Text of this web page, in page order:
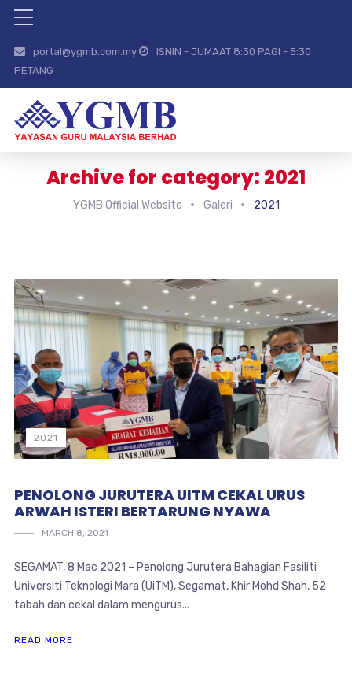
portal@ygmb.com.my
ISNIN - JUMAAT 8:30 PAGI - 5:30
PETANG
Archive for category: 2021
YGMB Official Website Galeri 2021
2021
PENOLONG JURUTERA UITM CEKAL URUS
ARWAH ISTERI BERTARUNG NYAWA
MARCH 8, 2021
SEGAMAT, 8 Mac 2021 – Penolong Jurutera Bahagian Fasiliti
Universiti Teknologi Mara (UiTM), Segamat, Khir Mohd Shah, 52
tabah dan cekal dalam mengurus...
READ MORE